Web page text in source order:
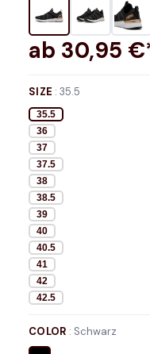
ab 30,95
SIZE :35.5
35.5
36
37
37.5
38
38.5
39
40
40.5
41
42
42.5
COLOR : Schwarz